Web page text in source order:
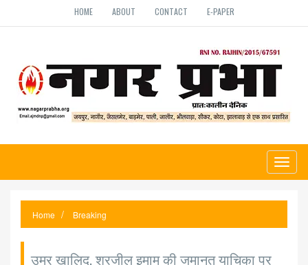
HOME ABOUT CONTACT E-PAPER
Home Breaking
उमर खालिद, शरजील इमाम की जमानत याचिका पर